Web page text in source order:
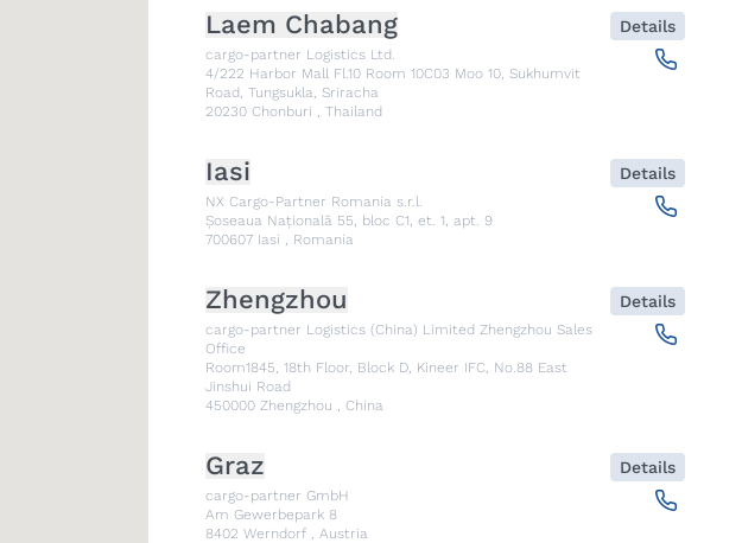
Laem Chabang
cargo-partner Logistics Ltd.
4/222 Harbor Mall Fl.10 Room 10C03 Moo 10, Sukhumvit
Road, Tungsukla, Sriracha
20230 Chonburi , Thailand
Details
Iasi
NX Cargo-Partner Romania s.r.l.
Șoseaua Națională 55, bloc C1, et. 1, apt. 9
700607 Iasi , Romania
Details
Zhengzhou
cargo-partner Logistics (China) Limited Zhengzhou Sales
Office
Room1845, 18th Floor, Block D, Kineer IFC, No.88 East
Jinshui Road
450000 Zhengzhou , China
Details
Graz
cargo-partner GmbH
Am Gewerbepark 8
8402 Werndorf , Austria
Details